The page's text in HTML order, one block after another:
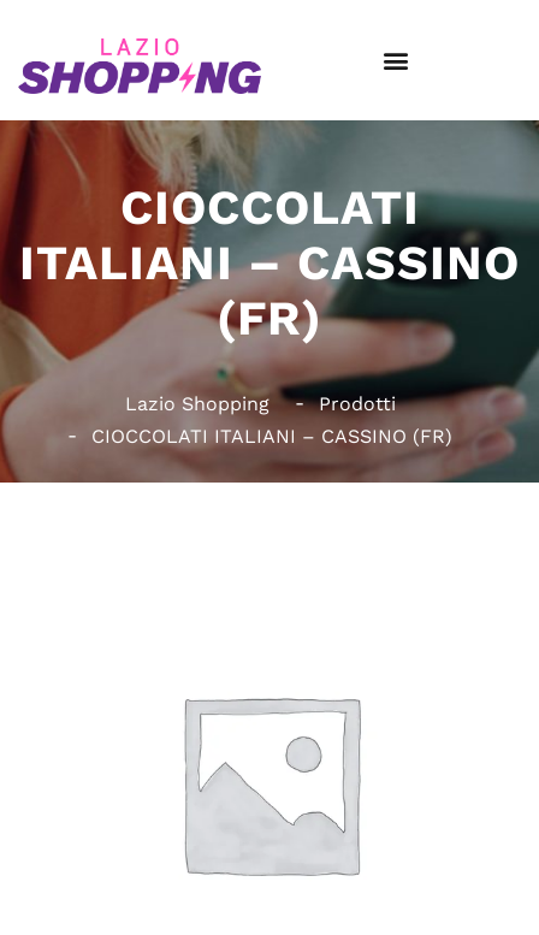
CIOCCOLATI
ITALIANI – CASSINO
(FR)
Lazio Shopping
Prodotti
CIOCCOLATI ITALIANI – CASSINO (FR)